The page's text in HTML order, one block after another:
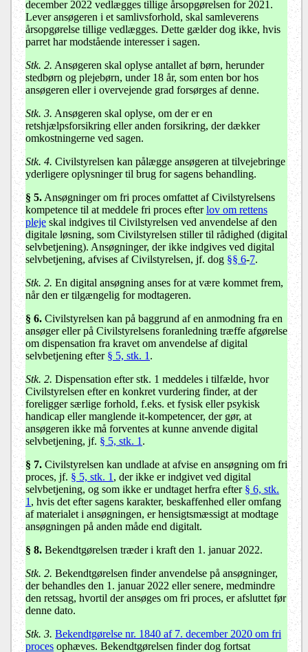
december 2022 vedlægges tillige årsopgørelsen for 2021.
Lever ansøgeren i et samlivsforhold, skal samleverens
årsopgørelse tillige vedlægges. Dette gælder dog ikke, hvis
parret har modstående interesser i sagen.
Stk. 2. Ansøgeren skal oplyse antallet af børn, herunder
stedbørn og plejebørn, under 18 år, som enten bor hos
ansøgeren eller i overvejende grad forsørges af denne.
Stk. 3. Ansøgeren skal oplyse, om der er en
retshjælpsforsikring eller anden forsikring, der dækker
omkostningerne ved sagen.
Stk. 4. Civilstyrelsen kan pålægge ansøgeren at tilvejebringe
yderligere oplysninger til brug for sagens behandling.
§ 5. Ansøgninger om fri proces omfattet af Civilstyrelsens
kompetence til at meddele fri proces efterlov om rettens
pleje skal indgives til Civilstyrelsen ved anvendelse af den
digitale løsning, som Civilstyrelsen stiller til rådighed (digital
selvbetjening). Ansøgninger, der ikke indgives ved digital
selvbetjening, afvises af Civilstyrelsen, jf. dog §§ 6-7.
Stk. 2. En digital ansøgning anses for at være kommet frem,
når den er tilgængelig for modtageren.
§ 6. Civilstyrelsen kan på baggrund af en anmodning fra en
ansøger eller på Civilstyrelsens foranledning træffe afgørelse
om dispensation fra kravet om anvendelse af digital
selvbetjening efter § 5, stk. 1 .
Stk. 2. Dispensation efter stk. 1 meddeles i tilfælde, hvor
Civilstyrelsen efter en konkret vurdering finder, at der
foreligger særlige forhold, f.eks. et fysisk eller psykisk
handicap eller manglende it-kompetencer, der gør, at
ansøgeren ikke må forventes at kunne anvende digital
selvbetjening, jf. § 5, stk. 1 .
§ 7. Civilstyrelsen kan undlade at afvise en ansøgning om fri
proces, jf. § 5, stk. 1 , der ikke er indgivet ved digital
selvbetjening, og som ikke er undtaget herfra efter § 6, stk.
1 , hvis det efter sagens karakter, beskaffenhed eller omfang
af materialet i ansøgningen, er hensigtsmæssigt at modtage
ansøgningen på anden måde end digitalt.
§ 8. Bekendtgørelsen træder i kraft den 1. januar 2022.
Stk. 2. Bekendtgørelsen finder anvendelse på ansøgninger,
der behandles den 1. januar 2022 eller senere, medmindre
den retssag, hvortil der ansøges om fri proces, er afsluttet før
denne dato.
Stk. 3. Bekendtgørelse nr. 1840 af 7. december 2020 om fri
proces ophæves. Bekendtgørelsen finder dog fortsat